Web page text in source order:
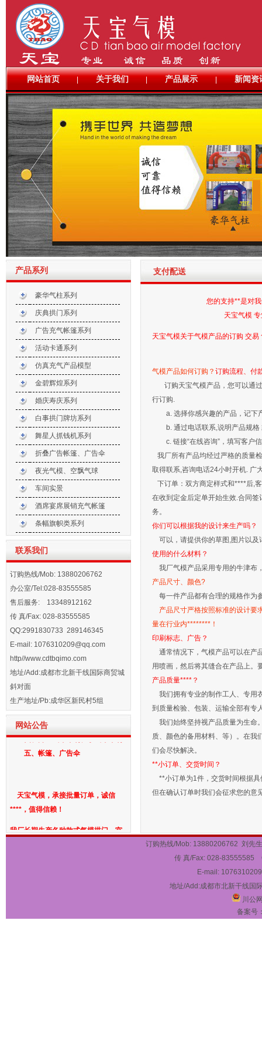
网站首页 | 关于我们 | 产品展示 | 新闻资
产品系列
豪华气柱系列
庆典拱门系列
广告充气帐篷系列
活动卡通系列
仿真充气产品模型
金碧辉煌系列
婚庆寿庆系列
白事拱门牌坊系列
舞星人抓钱机系列
折叠广告帐篷、广告伞
夜光气模、空飘气球
车间实景
酒席宴席展销充气帐篷
条幅旗帜类系列
联系我们
订购热线/Mob: 13880206762
办公室/Tel:028-83555585
售后服务: 13348912162
传 真/Fax: 028-83555585
QQ:2991830733 289146345
E-mail: 1076310209@qq.com
http//www.cdtbqimo.com
地址/Add:成都市北新干线国际商贸城
斜对面
生产地址/Pb:成华区新民村5组
网站公告
天宝气模，承接批量订单，诚信
****，值得信赖！
我厂长期生产各种款式气模拱门、宫
灯气柱、卡通、仿真气模造型、充气
活动帐篷、金色气模、婚庆寿庆气
模、白事气模、酒席铁架帐篷等，规
格齐全。各种款式可以根据要求订做
尺寸大小。欢迎合作！
一、拱门气模：彩虹单气模拱门、
方形单气模拱门、龙凤拱门气模、连
体气模拱门、充气帐篷拱门气模、异
形气模拱门、婚庆节庆拱门气模、白
事气模拱门
二、立柱气模：豪华华表灯笼立
柱气模、
三、卡通气模：行走卡通气模、
座地卡通气模、充气产品造型气模、
充气文字字体气模、空中舞星气模、
四、升空气球印刷、小气球印刷
五、帐篷、广告伞
天宝气模，承接批量订单，诚信
****，值得信赖！
我厂长期生产各种款式气模拱门、宫
灯气柱、卡通、仿真气模造型、充气
支付配送
您的支持**是对我们的信
天宝气模 专业厂家
天宝气模关于气模产品的订购 交易
气模产品如何订购？ 订购流程、付
订购天宝气模产品，您可以通
行订购.
a. 选择你感兴趣的产品，记下
b. 通过电话联系,说明产品规格
c. 链接“在线咨询”，填写客户
我厂所有产品均经过严格的质量
取得联系,咨询电话24小时开机. 广
下订单：双方商定样式和****后,
在收到定金后定单开始生效.合同
务。
你们可以根据我的设计来生产吗？
可以，请提供你的草图,图片以及
使用的什么材料？
我厂气模产品采用专用的牛津布
产品尺寸、颜色?
每一件产品都有合理的规格作为
产品尺寸严格按照标准的设计要
量在行业内********！
印刷标志、广告？
通常情况下，气模产品可以在产
用喷画，然后将其缝合在产品上
产品质量****？
我们拥有专业的制作工人、专用
到质量检验、包装、运输全部有专
我们始终坚持视产品质量为生命
质、颜色的备用材料、等）。在我
们会尽快解决。
**小订单、交货时间？
**小订单为1件，交货时间根据具
但在确认订单时我们会征求您的意
订购热线/Mob: 13880206762 刘先
传 真/Fax: 028-83555585
E-mail:
地址/Add:成都市北新干线国
川公
备案号